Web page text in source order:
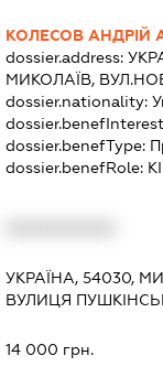
КОЛЕСОВ АНДРІЙ
dossier.address:
МИКОЛАЇВ,
dossier.nationality:
dossier.benefType:
dossier.benefRole:
УКРАЇНА, 54030,
ВУЛИЦЯ
14 000 грн.